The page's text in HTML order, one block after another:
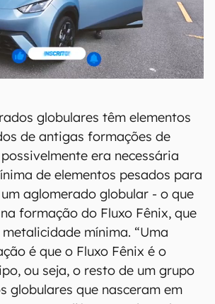
globulares têm elementos
de antigas formações de
era necessária
de elementos pesados para
aglomerado globular - o que
formação do Fluxo Fênix, que
mínima. “Uma
é que o Fluxo Fênix é o
ou seja, o resto de um grupo
globulares que nasceram em